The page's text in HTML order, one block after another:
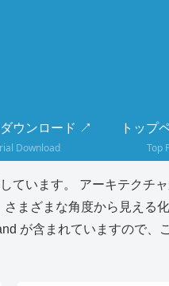
ウンロード ↗
Download
トップ
Top
ています。 アーキテクチ
まざまな角度から見える化
が含まれていますので、